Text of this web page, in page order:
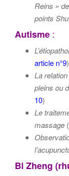
Reins »
points
Autisme :
article n°9)
La
pleins ou
10)
Le
massage (
Bi Zheng